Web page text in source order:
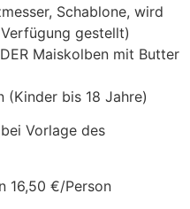
Schablone, wird
gestellt)
Maiskolben mit Butter
(Kinder bis 18 Jahre)
Vorlage des
16,50 €/Person